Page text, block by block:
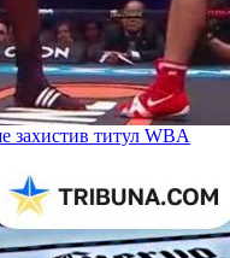
захистив титул WBA